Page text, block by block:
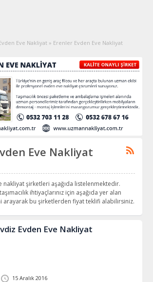
Eve Nakliyat » Erenler Evden Eve Nakliyat
Eve Nakliyat
nakliyat şirketleri aşağıda listelenmektedir.
ihtiyaçlarınız için aşağıda yer alan
arayarak bu şirketlerden fiyat teklifi alabilirsiniz.
Evden Eve Nakliyat
15 Aralık 2016